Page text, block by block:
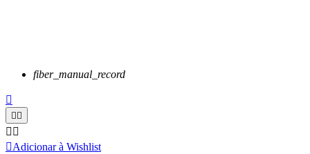
fiber_manual_record


 
Adicionar à Wishlist